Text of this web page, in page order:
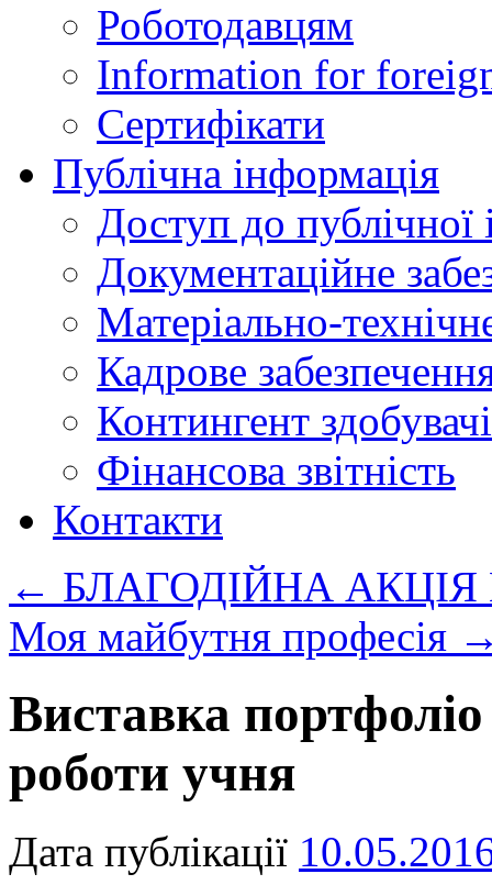
Роботодавцям
Information for
Сертифікати
Публічна інформація
Доступ до публічної
Документаційне
Матеріально-
Кадрове
Контингент
Фінансова звітність
Контакти
← БЛАГОДІЙНА АКЦІЯ
Моя майбутня професія
Виставка портфоліо
роботи учня
Дата публікації